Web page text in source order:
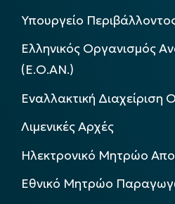
Υπουργείο
Ελληνικός Οργανισμός
(Ε.Ο.ΑΝ.)
Εναλλακτική
Λιμενικές Αρχές
Ηλεκτρονικό Μητρώο
Εθνικό Μητρώο